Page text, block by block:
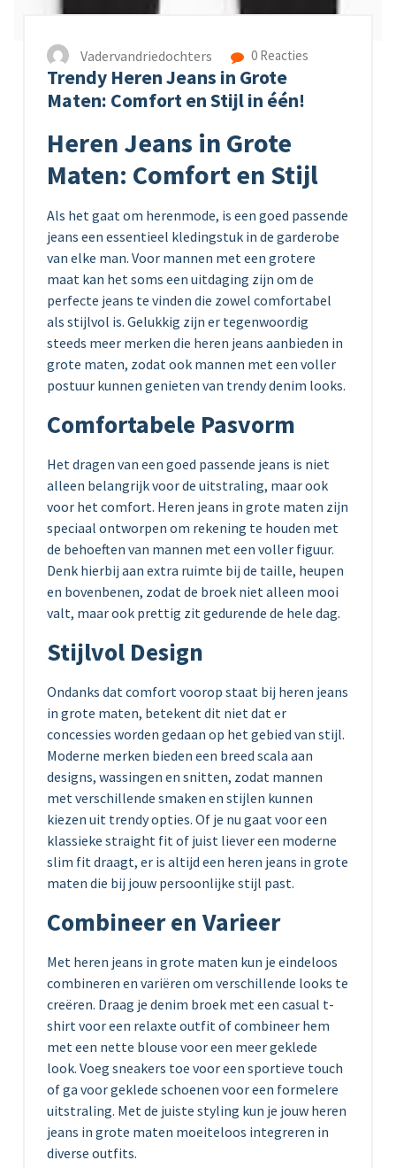
Vadervandriedochters 0 Reacties
Trendy Heren Jeans in Grote
Maten: Comfort en Stijl in één!
Heren Jeans in Grote
Maten: Comfort en Stijl
Als het gaat om herenmode, is een goed passende
jeans een essentieel kledingstuk in de garderobe
van elke man. Voor mannen met een grotere
maat kan het soms een uitdaging zijn om de
perfecte jeans te vinden die zowel comfortabel
als stijlvol is. Gelukkig zijn er tegenwoordig
steeds meer merken die heren jeans aanbieden in
grote maten, zodat ook mannen met een voller
postuur kunnen genieten van trendy denim looks.
Comfortabele Pasvorm
Het dragen van een goed passende jeans is niet
alleen belangrijk voor de uitstraling, maar ook
voor het comfort. Heren jeans in grote maten zijn
speciaal ontworpen om rekening te houden met
de behoeften van mannen met een voller figuur.
Denk hierbij aan extra ruimte bij de taille, heupen
en bovenbenen, zodat de broek niet alleen mooi
valt, maar ook prettig zit gedurende de hele dag.
Stijlvol Design
Ondanks dat comfort voorop staat bij heren jeans
in grote maten, betekent dit niet dat er
concessies worden gedaan op het gebied van stijl.
Moderne merken bieden een breed scala aan
designs, wassingen en snitten, zodat mannen
met verschillende smaken en stijlen kunnen
kiezen uit trendy opties. Of je nu gaat voor een
klassieke straight fit of juist liever een moderne
slim fit draagt, er is altijd een heren jeans in grote
maten die bij jouw persoonlijke stijl past.
Combineer en Varieer
Met heren jeans in grote maten kun je eindeloos
combineren en variëren om verschillende looks te
creëren. Draag je denim broek met een casual t-
shirt voor een relaxte outfit of combineer hem
met een nette blouse voor een meer geklede
look. Voeg sneakers toe voor een sportieve touch
of ga voor geklede schoenen voor een formelere
uitstraling. Met de juiste styling kun je jouw heren
jeans in grote maten moeiteloos integreren in
diverse outfits.